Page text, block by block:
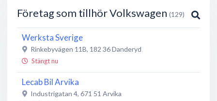
Företag som tillhör Volkswagen (129)
Werksta Sverige
Rinkebyvägen 11B, 182 36Danderyd
Stängt nu
Lecab Bil Arvika
Industrigatan 4, 671 51 Arvika